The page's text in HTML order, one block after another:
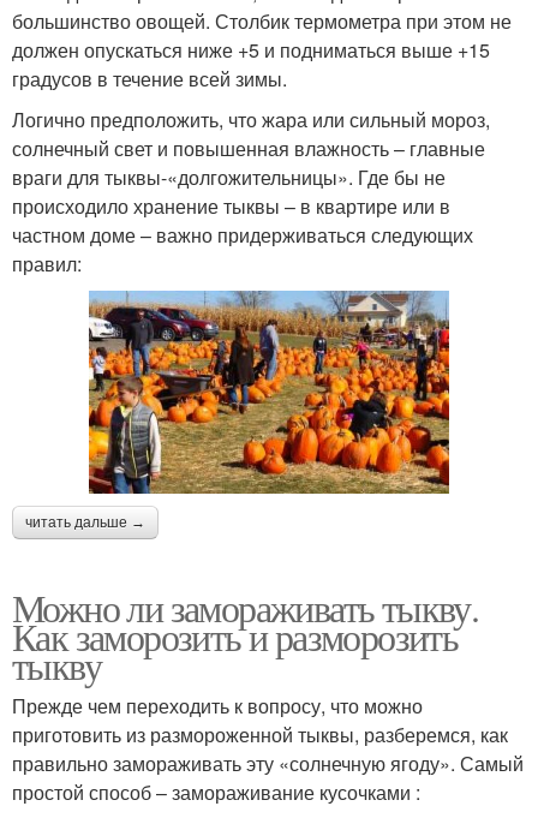
большинство овощей. Столбик термометра при этом не
должен опускаться ниже +5 и подниматься выше +15
градусов в течение всей зимы.
Логично предположить, что жара или сильный мороз,
солнечный свет и повышенная влажность – главные
враги для тыквы-«долгожительницы». Где бы не
происходило хранение тыквы – в квартире или в
частном доме – важно придерживаться следующих
правил:
читать дальше →
Можно ли замораживать тыкву.
Как заморозить и разморозить
тыкву
Прежде чем переходить к вопросу, что можно
приготовить из размороженной тыквы, разберемся, как
правильно замораживать эту «солнечную ягоду». Самый
простой способ – замораживание кусочками :